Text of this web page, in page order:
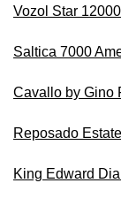
Vozol Star
Saltica 7000
Cavallo by Gino
Reposado
King Edward